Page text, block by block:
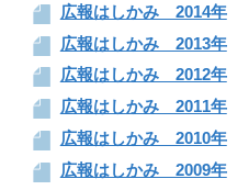
広報はしかみ 2014年
広報はしかみ 2013年
広報はしかみ 2012年
広報はしかみ 2011年
広報はしかみ 2010年
広報はしかみ 2009年